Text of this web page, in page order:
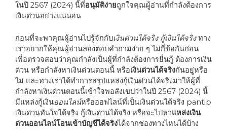
ในปี 2567 (2024) นี้ที่อนุมัติง่ายถูกใจคุณผู้อ่านที่กำลังต้องการ
เงินด่วนอย่างแน่นอน
ก่อนที่จะพาคุณผู้อ่านไปรู้จักกับเงินด่วนได้จริง กู้เงินได้จริงทาง
เราอยากให้คุณผู้อ่านลองตอบคำถามง่าย ๆ ไม่กี่ข้อกันก่อน
เพื่อตรวจสอบว่าคุณกำลังเป็นผู้ที่กำลังต้องการยื่นกู้ ต้องการเงิน
ด่วน หรือกำลังหาเงินด่วนตอนนี้ หรือเงินด่วนได้จริงกันอยู่หรือ
ไม่ และทางเราได้ทำการสรุปแหล่งกู้เงินด่วนได้จริงมาให้ผู้ที่
กำลังหาเงินด่วนตอนนี้เข้าใจพอสังเขปว่าในปี 2567 (2024) นี้
มีแหล่งกู้เงินออนไลน์หรือออฟไลน์ที่เป็นเงินด่วนได้จริง pantip
เงินด่วนทันใจได้จริง กู้เงินด่วนได้จริง หรือจะไปหาแหล่งเงิน
ด่วนออนไลน์โอนเข้าบัญชีได้จริงได้จากช่องทางไหนได้บ้าง